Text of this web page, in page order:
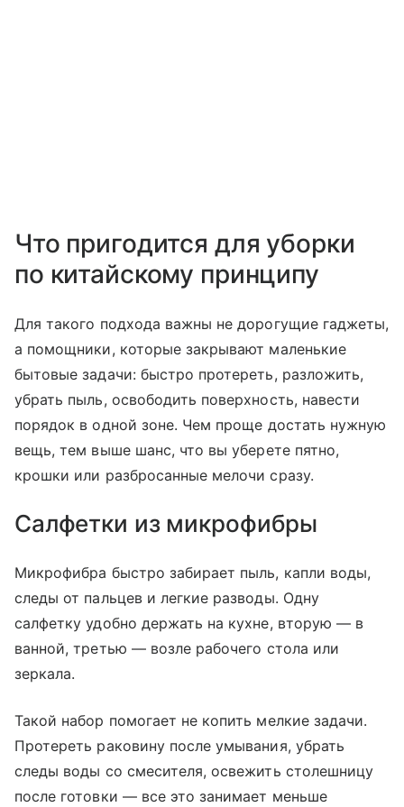
Что пригодится для уборки
по китайскому принципу
Для такого подхода важны не дорогущие гаджеты,
а помощники, которые закрывают маленькие
бытовые задачи: быстро протереть, разложить,
убрать пыль, освободить поверхность, навести
порядок в одной зоне. Чем проще достать нужную
вещь, тем выше шанс, что вы уберете пятно,
крошки или разбросанные мелочи сразу.
Салфетки из микрофибры
Микрофибра быстро забирает пыль, капли воды,
следы от пальцев и легкие разводы. Одну
салфетку удобно держать на кухне, вторую — в
ванной, третью — возле рабочего стола или
зеркала.
Такой набор помогает не копить мелкие задачи.
Протереть раковину после умывания, убрать
следы воды со смесителя, освежить столешницу
после готовки — все это занимает меньше